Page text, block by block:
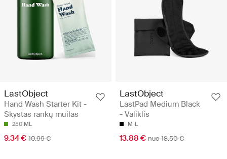
LastObject
Hand Wash Starter Kit -
Skystas rankų muilas
250 ML
9.34 € 10.99 €
LastObject
LastPad Medium Black
- Valiklis
M L
13.88 € nuo 18.50 €